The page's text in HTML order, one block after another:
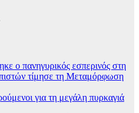
ο πανηγυρικός εσπερινός στη
τίμησε τη Μεταμόρφωση
για τη μεγάλη πυρκαγιά